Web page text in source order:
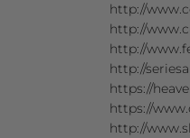
http://
http://
http://
http://
https://
https://
http://